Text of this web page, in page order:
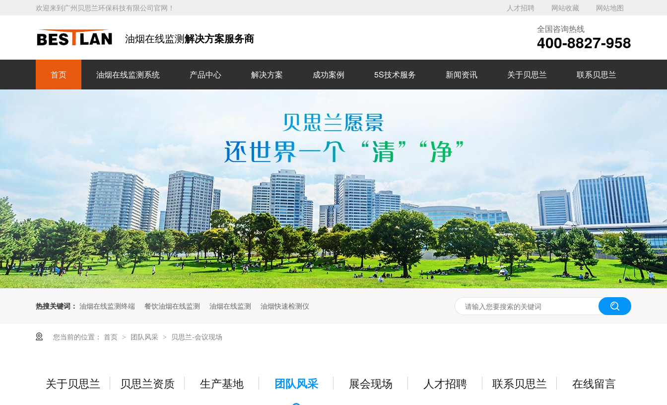
人才招聘 网站收藏 网站地图
欢迎来到广州贝思兰环保科技有限公司官网！
油烟在线监测解决方案服务商
全国咨询热线
400-8827-958
首页 油烟在线监测系统 产品中心 解决方案 成功案例 5S技术服务 新闻资讯 关于贝思兰 联系贝思兰
热搜关键词： 油烟在线监测终端 餐饮油烟在线监测 油烟在线监测 油烟快速检测仪
您当前的位置： 首页 > 团队风采 > 贝思兰-会议现场
关于贝思兰 贝思兰资质 生产基地 团队风采 展会现场 人才招聘 联系贝思兰 在线留言